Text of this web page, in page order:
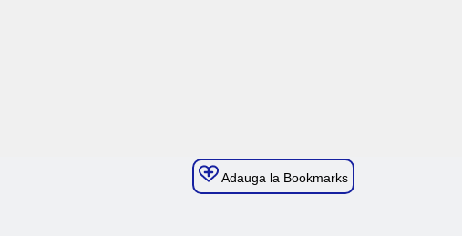
Adauga la Bookmarks